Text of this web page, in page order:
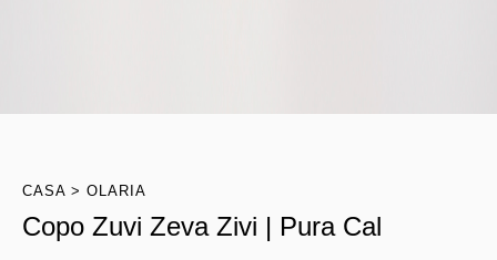
CASA OLARIA
Copo Zuvi Zeva Zivi | Pura Cal